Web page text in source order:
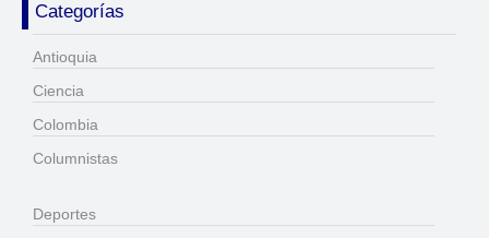
Categorías
Antioquia
Ciencia
Colombia
Columnistas
Deportes